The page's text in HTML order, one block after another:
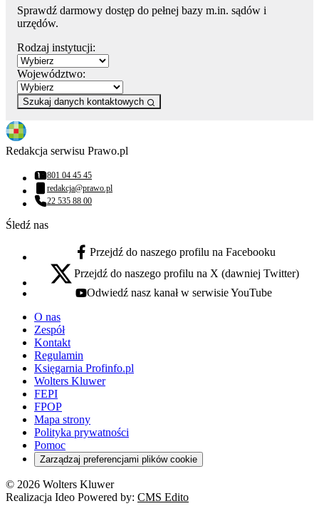
Sprawdź darmowy dostęp do pełnej bazy m.in. sądów i
urzędów.
Rodzaj instytucji:
Województwo:
Szukaj danych kontaktowych
Redakcja serwisu Prawo.pl
Numer telefonu:
801 04 45 45
Adres email:
redakcja@prawo.pl
Numer telefonu:
22 535 88 00
Śledź nas
facebook - otwiera się w nowej karcie
Przejdź do naszego profilu na Facebooku
x - otwiera się w nowej karcie
Przejdź do naszego profilu na X (dawniej Twitter)
youtube - otwiera się w nowej karcie
Odwiedź nasz kanał w serwisie YouTube
O nas
Zespół
Kontakt
Regulamin
Księgarnia Profinfo.pl
Wolters Kluwer
FEPI
FPOP
Mapa strony
Polityka prywatności
Pomoc
Zarządzaj preferencjami plików cookie
© 2026 Wolters Kluwer
Realizacja Ideo Powered by: CMS Edito